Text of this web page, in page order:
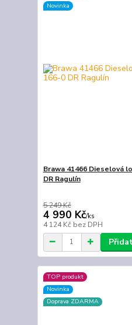
Novinka
Brawa 41466 Dieselová
DR Ragulín
5 249 Kč
4 990 Kč/ks
4 124 Kč bez DPH
TOP produkt
Novinka
Doprava ZDARMA